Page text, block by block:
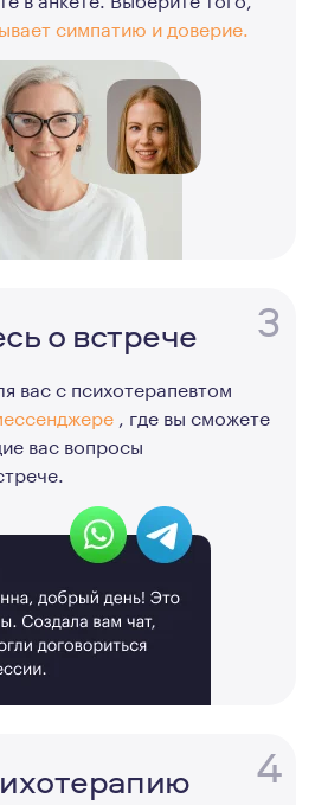
симпатию и доверие.
3
о встрече
вас с психотерапевтом
, где вы сможете
вас вопросы
4